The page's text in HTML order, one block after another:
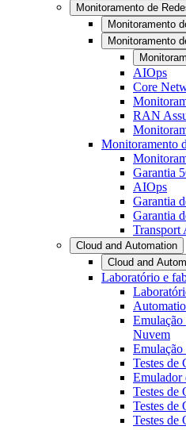
Monitoramento de
Monitoramento
Monitoramento
AIOps
Core
RAN
Monitoramento
Garantia
AIOps
Garantia
Garantia
Transport
Cloud and Automation
Cloud and
Laboratório e
Nuvem
Emulação
Testes de
Emulador
Testes de
Testes de
Testes de